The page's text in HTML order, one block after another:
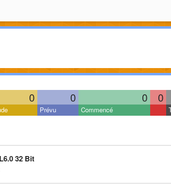
0 0 0 0
Prévu Commencé
32 Bit